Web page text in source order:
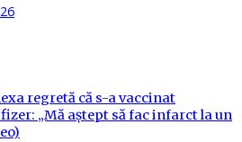
regretă că s-a vaccinat
„Mă aștept să fac infarct la un